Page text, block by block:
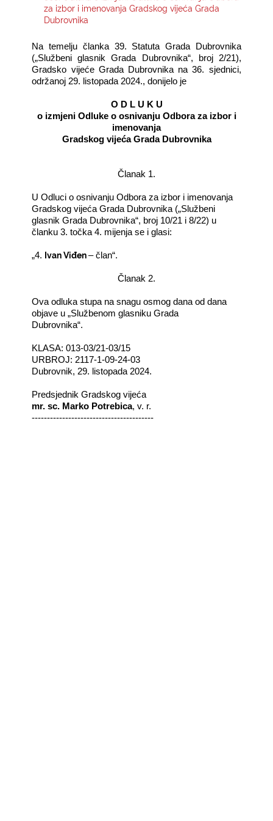
za izbor i imenovanja Gradskog vijeća Grada
Dubrovnika
Na temelju članka 39. Statuta Grada Dubrovnika
(„Službeni glasnik Grada Dubrovnika“, broj 2/21),
Gradsko vijeće Grada Dubrovnika na 36. sjednici,
održanoj 29. listopada 2024., donijelo je
O D L U K U
o izmjeni Odluke o osnivanju Odbora za izbor i
imenovanja
Gradskog vijeća Grada Dubrovnika­
Članak 1.
U Odluci o osnivanju Odbora za izbor i imenovanja
Gradskog vijeća Grada Dubrovnika („Službeni
glasnik Grada Dubrovnika“, broj 10/21 i 8/22) u
članku 3. točka 4. mijenja se i glasi:
„4. Ivan Viđen– član“.
Članak 2.
Ova odluka stupa na snagu osmog dana od dana
objave u „Službenom glasniku Grada
Dubrovnika“.
KLASA: 013-03/21-03/15
URBROJ: 2117-1-09-24-03
Dubrovnik, 29. listopada 2024.
Predsjednik Gradskog vijeća
mr. sc. Marko Potrebica, v. r.
----------------------------------------